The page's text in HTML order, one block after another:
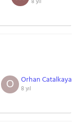
Orhan Catalkaya
8 yıl
O